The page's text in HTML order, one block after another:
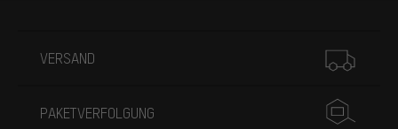
VERSAND
PAKETVERFOLGUNG